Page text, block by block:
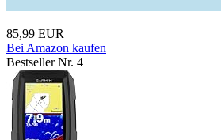
85,99 EUR
Bei Amazon kaufen
Bestseller Nr. 4